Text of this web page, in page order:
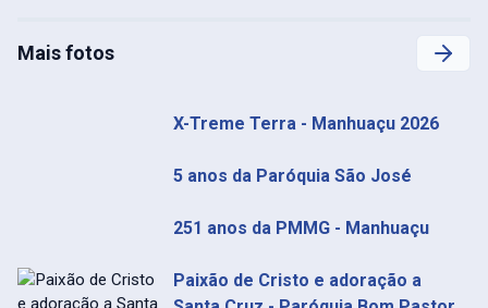
Mais fotos
X-Treme Terra - Manhuaçu 2026
5 anos da Paróquia São José
251 anos da PMMG - Manhuaçu
Paixão de Cristo e adoração a